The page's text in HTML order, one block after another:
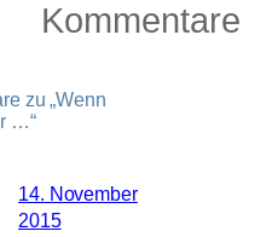
Kommentare
zu „Wenn
…“
14. November
2015